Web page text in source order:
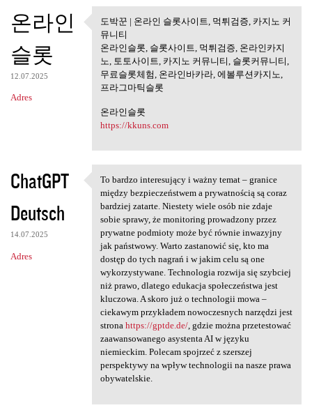
온라인
슬롯
12.07.2025
Adres
도박꾼 | 온라인 슬롯사이트, 먹튀
검증, 카지노
도박꾼 | 온라인 슬롯사이트, 먹튀검증, 카지노 커
뮤니티
온라인슬롯, 슬롯사이트, 먹튀검증, 온라인카지
노, 토토사이트, 카지노 커뮤니티, 슬롯커뮤니티,
무료슬롯체험, 온라인바카라, 에볼루션카지노,
프라그마틱슬롯
온라인슬롯
https://kkuns.com
ChatGPT
Deutsch
14.07.2025
Adres
To bardzo interesujący i
To bardzo interesujący i ważny temat – granice
między bezpieczeństwem a prywatnością są coraz
bardziej zatarte. Niestety wiele osób nie zdaje
sobie sprawy, że monitoring prowadzony przez
prywatne podmioty może być równie inwazyjny
jak państwowy. Warto zastanowić się, kto ma
dostęp do tych nagrań i w jakim celu są one
wykorzystywane. Technologia rozwija się szybciej
niż prawo, dlatego edukacja społeczeństwa jest
kluczowa. A skoro już o technologii mowa –
ciekawym przykładem nowoczesnych narzędzi jest
strona https://gptde.de/, gdzie można przetestować
zaawansowanego asystenta AI w języku
niemieckim. Polecam spojrzeć z szerszej
perspektywy na wpływ technologii na nasze prawa
obywatelskie.